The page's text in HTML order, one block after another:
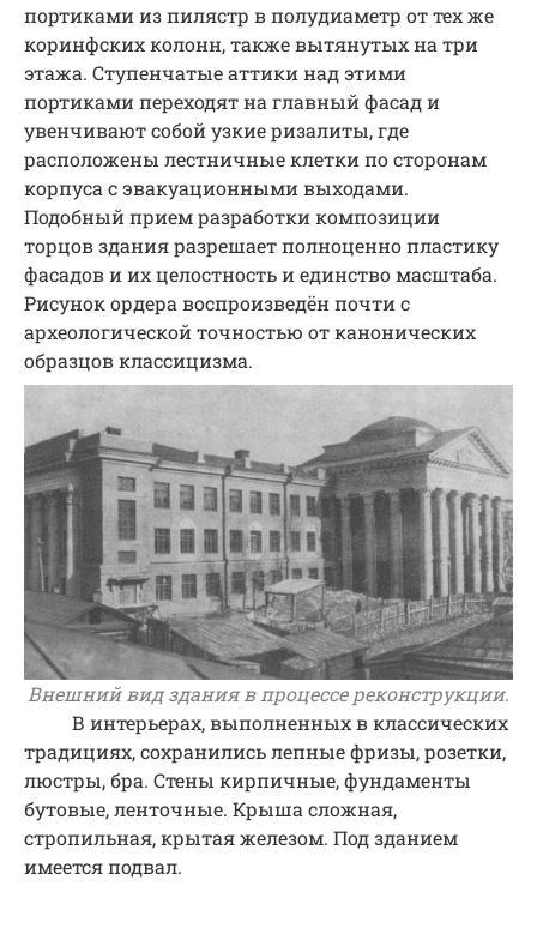
портиками из пилястр в полудиаметр от тех же
коринфских колонн, также вытянутых на три
этажа. Ступенчатые аттики над этими
портиками переходят на главный фасад и
увенчивают собой узкие ризалиты, где
расположены лестничные клетки по сторонам
корпуса с эвакуационными выходами.
Подобный прием разработки композиции
торцов здания разрешает полноценно пластику
фасадов и их целостность и единство масштаба.
Рисунок ордера воспроизведён почти с
археологической точностью от канонических
образцов классицизма.
Внешний вид здания в процессе реконструкции.
В интерьерах, выполненных в классических
традициях, сохранились лепные фризы, розетки,
люстры, бра. Стены кирпичные, фундаменты
бутовые, ленточные. Крыша сложная,
стропильная, крытая железом. Под зданием
имеется подвал.